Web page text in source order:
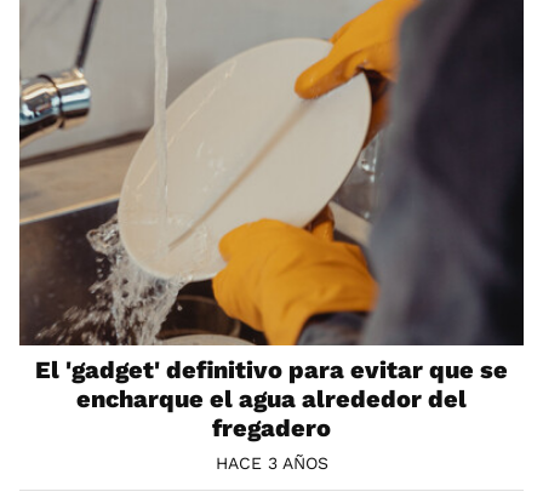
El 'gadget' definitivo para evitar que se
encharque el agua alrededor del
fregadero
HACE 3 AÑOS